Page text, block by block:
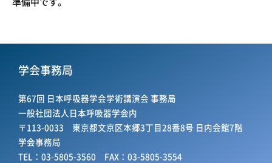
学会事務局
第67回 日本呼吸器学会学術講演会 事務局
一般社団法人日本呼吸器学会内
〒113-0033 東京都文京区本郷3丁目28番8号 日内会館7階
学会事務局
TEL：03-5805-3560 FAX：03-5805-3554